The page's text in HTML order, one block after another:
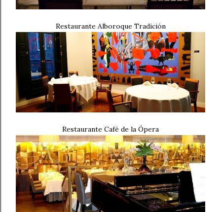
Restaurante Alboroque Tradición
Restaurante Café de la Ópera